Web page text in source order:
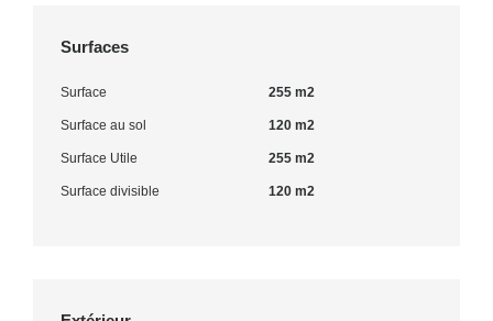
Surfaces
Surface 255 m2
Surface au sol 120 m2
Surface Utile 255 m2
Surface divisible 120 m2